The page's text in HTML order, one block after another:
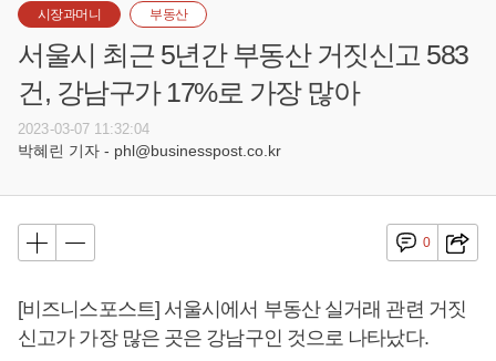
시장과머니 부동산
서울시 최근 5년간 부동산 거짓신고 583
건, 강남구가 17%로 가장 많아
2023-03-07 11:32:04
박혜린 기자 - phl@businesspost.co.kr
0
[비즈니스포스트] 서울시에서 부동산 실거래 관련 거짓
신고가 가장 많은 곳은 강남구인 것으로 나타났다.